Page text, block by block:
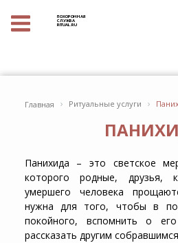
ПОХОРОННАЯ
СЛУЖБА
RITUAL.RU
Главная › Ритуальные услуги ›
Панихида – это светское
которого родные, друзья,
умершего человека
нужна для того, чтобы в
покойного, вспомнить о
рассказать другим